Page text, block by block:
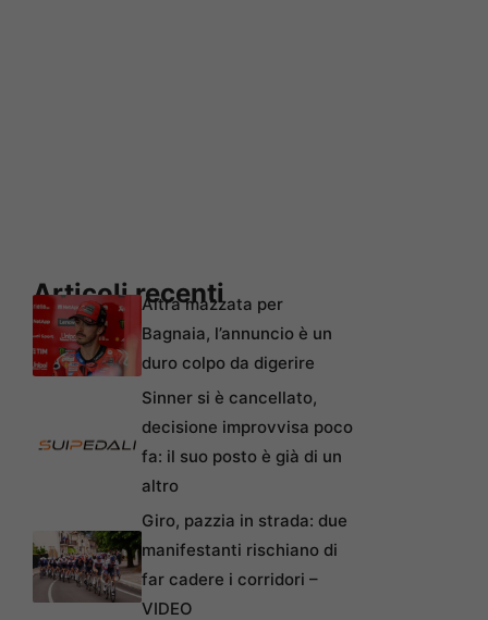
Articoli recenti
Altra mazzata per
Bagnaia, l’annuncio è un
duro colpo da digerire
Sinner si è cancellato,
decisione improvvisa poco
fa: il suo posto è già di un
altro
Giro, pazzia in strada: due
manifestanti rischiano di
far cadere i corridori –
VIDEO